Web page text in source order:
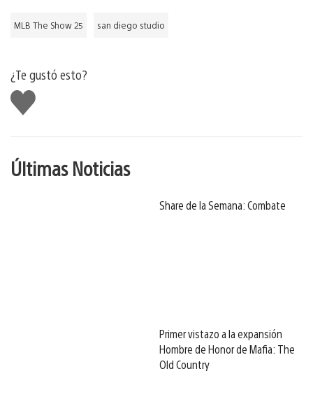
MLB The Show 25 san diego studio
¿Te gustó esto?
Me
gusta
Últimas Noticias
Share de la Semana: Combate
Primer vistazo a la expansión
Hombre de Honor de Mafia: The
Old Country